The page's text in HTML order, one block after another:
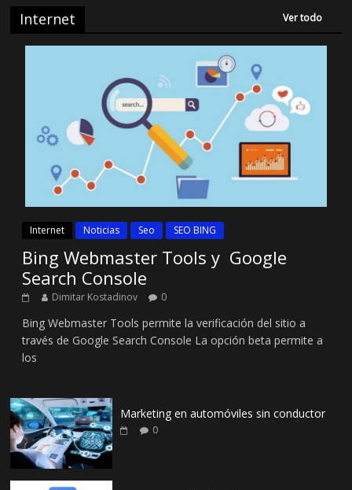
Internet Ver todo
Internet Noticias Seo SEO BING
Bing Webmaster Tools y Google
Search Console
Dimitar Kostadinov 0
Bing Webmaster Tools permite la verificación del sitio a
través de Google Search Console La opción beta permite a
los
Marketing en automóviles sin conductor
0